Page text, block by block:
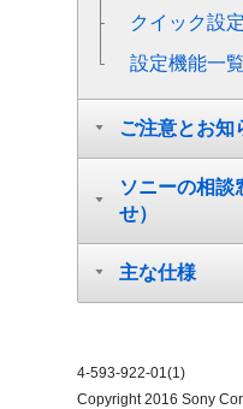
クイック設
設定機能一覧
ご注意とお知
ソニーの相談
せ）
主な仕様
4-593-922-01(1)
Copyright 2016 Sony